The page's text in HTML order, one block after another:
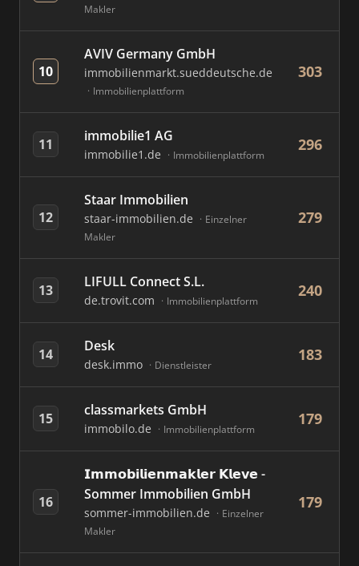
Makler
10
AVIV Germany GmbH
immobilienmarkt.sueddeutsche.de
Immobilienplattform
303
11 immobilie1 AG
immobilie1.de Immobilienplattform
296
12
Staar Immobilien
staar-immobilien.de
Einzelner
Makler
279
13 LIFULL Connect S.L.
de.trovit.com Immobilienplattform
240
14 Desk
desk.immo Dienstleister
183
15 classmarkets GmbH
immobilo.de Immobilienplattform
179
16
𝗜𝗺𝗺𝗼𝗯𝗶𝗹𝗶𝗲𝗻𝗺𝗮𝗸𝗹𝗲𝗿 𝗞𝗹𝗲𝘃𝗲 -
Sommer Immobilien GmbH
sommer-immobilien.de
Einzelner
Makler
179